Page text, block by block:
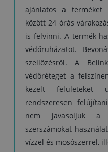
ajánlatos a terméket
között 24 órás
is felvinni. A termék
védőruházatot.
szellőzésről. A
védőréteget a
kezelt felületeket
rendszeresen
nem javasoljuk a
szerszámokat
vízzel és mosószerrel,